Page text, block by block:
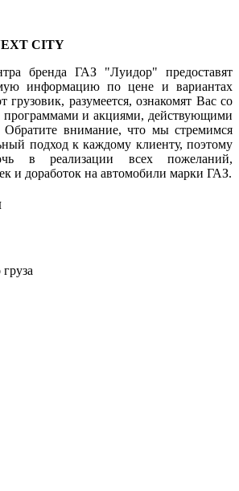
CITY
бренда ГАЗ "Луидор" предоставят
информацию по цене и вариантах
грузовик, разумеется, ознакомят Вас со
и акциями, действующими
Обратите внимание, что мы стремимся
подход к каждому клиенту, поэтому
в реализации всех пожеланий,
и доработок на автомобили марки ГАЗ.